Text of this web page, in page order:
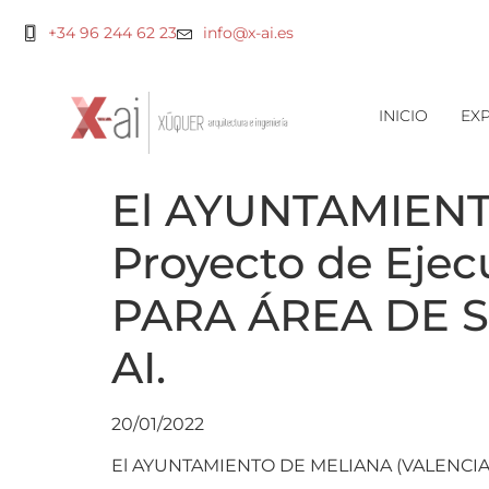
+34 96 244 62 23 info@x-ai.es
INICIO
El
Proyecto de
PARA ÁREA DE
AI.
20/01/2022
El AYUNTAMIENTO DE MELIANA